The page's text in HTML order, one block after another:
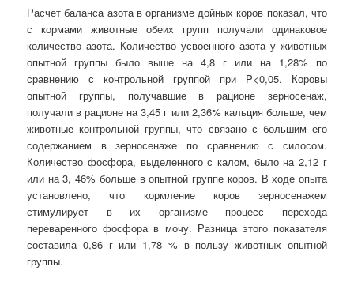
Расчет баланса азота в организме дойных коров показал, что
с кормами животные обеих групп получали одинаковое
количество азота. Количество усвоенного азота у животных
опытной группы было выше на 4,8 г или на 1,28% по
сравнению с контрольной группой при P<0,05. Коровы
опытной группы, получавшие в рационе зерносенаж,
получали в рационе на 3,45 г или 2,36% кальция больше, чем
животные контрольной группы, что связано с большим его
содержанием в зерносенаже по сравнению с силосом.
Количество фосфора, выделенного с калом, было на 2,12 г
или на 3, 46% больше в опытной группе коров. В ходе опыта
установлено, что кормление коров зерносенажем
стимулирует в их организме процесс перехода
переваренного фосфора в мочу. Разница этого показателя
составила 0,86 г или 1,78 % в пользу животных опытной
группы.